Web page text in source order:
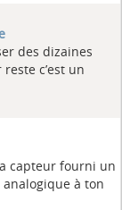
des dizaines
c’est un
capteur fourni un
à ton